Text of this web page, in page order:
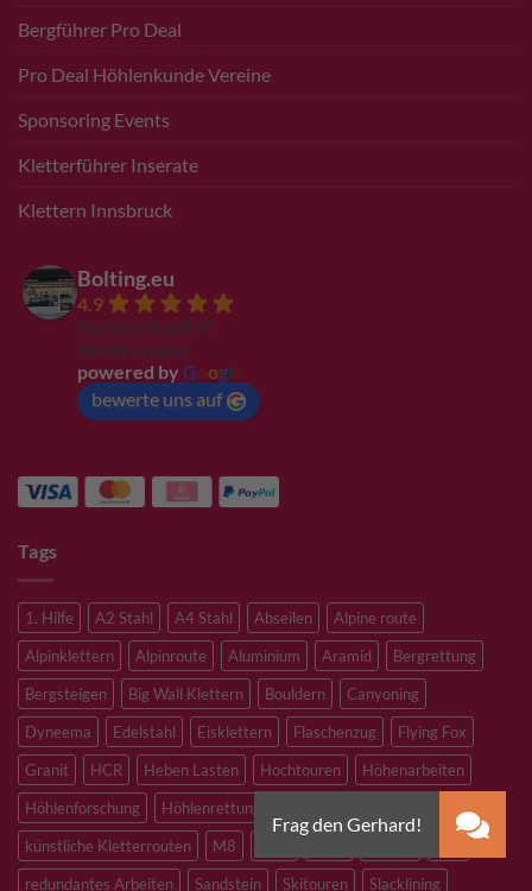
Bergführer Pro Deal
Pro Deal Höhlenkunde Vereine
Sponsoring Events
Kletterführer Inserate
Klettern Innsbruck
Bolting.eu
4.9
Basierend auf 94
Bewertungen
powered by G ogl
bewerte uns auf
Tags
1. Hilfe A2 Stahl A4 Stahl Abseilen
Alpine route
Alpinklettern
Alpinroute Aluminium Aramid
Bergrettung
Bergsteigen
Big Wall Klettern Bouldern
Canyoning
Dyneema
Edelstahl Eisklettern Flaschenzug
Flying Fox
Granit
HCR Heben Lasten Hochtouren
Höhenarbeiten
Höhlenforschung
Höhlenrettung
Kletterhalle
künstliche Kletterrouten
M8
redundantes Arbeiten
Sandstein Skitouren Slacklining